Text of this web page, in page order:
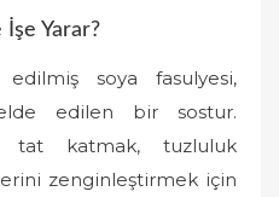
Yarar?
soya fasulyesi,
edilen bir sostur.
tat katmak, tuzluluk
zenginleştirmek için